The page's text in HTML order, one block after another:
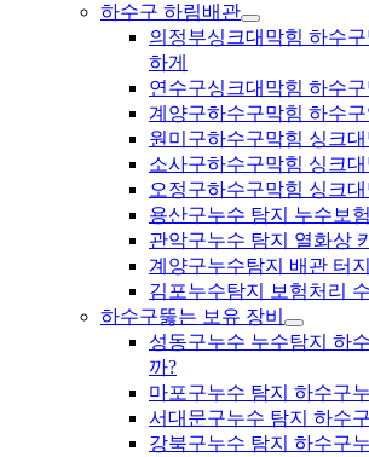
하수구 하림배관
의정부싱크대막힘 하수
하게
연수구싱크대막힘 하수
계양구하수구막힘 하수구
원미구하수구막힘 싱크
소사구하수구막힘 싱크
오정구하수구막힘 싱크
용산구누수 탐지 누수보
관악구누수 탐지 열화상
계양구누수탐지 배관 터
김포누수탐지 보험처리
하수구뚫는 보유 장비
성동구누수 누수탐지 하
까?
마포구누수 탐지 하수구
서대문구누수 탐지 하수
강북구누수 탐지 하수구